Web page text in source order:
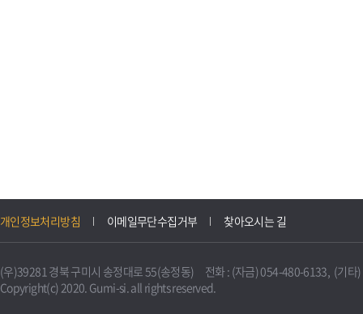
개인정보처리방침 이메일무단수집거부 찾아오시는 길
(우)39281 경북 구미시 송정대로 55(송정동) 전화 : (자금) 054-480-6133, (기타
Copyright(c) 2020. Gumi-si. all rights reserved.